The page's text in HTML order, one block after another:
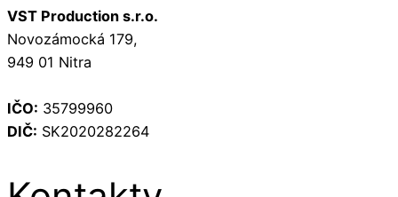
VST Production s.r.o.
Novozámocká 179,
949 01 Nitra
IČO: 35799960
DIČ: SK2020282264